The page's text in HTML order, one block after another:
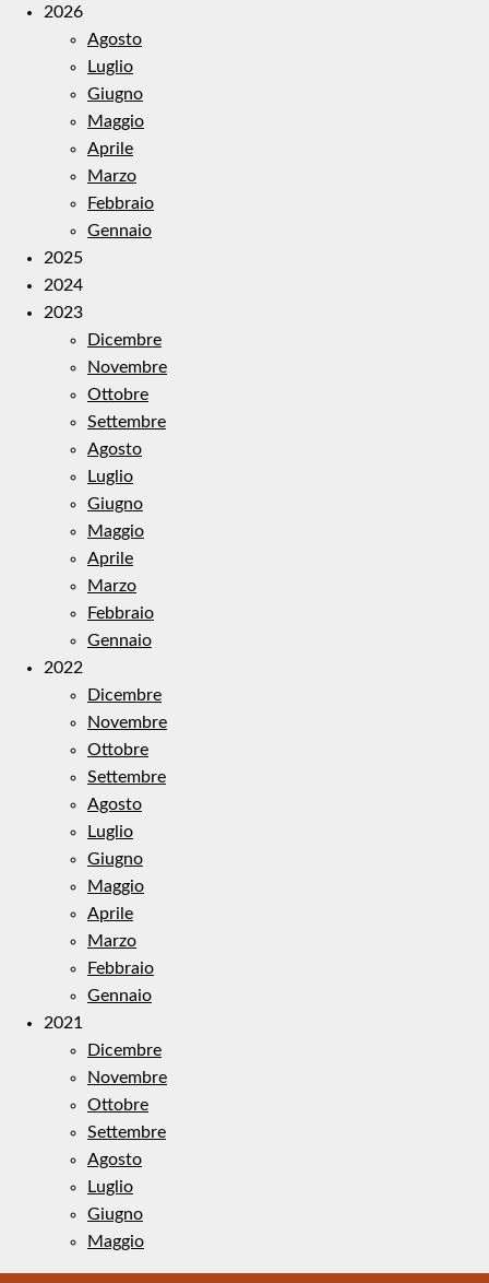
2026
Agosto
Luglio
Giugno
Maggio
Aprile
Marzo
Febbraio
Gennaio
2025
2024
2023
Dicembre
Novembre
Ottobre
Settembre
Agosto
Luglio
Giugno
Maggio
Aprile
Marzo
Febbraio
Gennaio
2022
Dicembre
Novembre
Ottobre
Settembre
Agosto
Luglio
Giugno
Maggio
Aprile
Marzo
Febbraio
Gennaio
2021
Dicembre
Novembre
Ottobre
Settembre
Agosto
Luglio
Giugno
Maggio